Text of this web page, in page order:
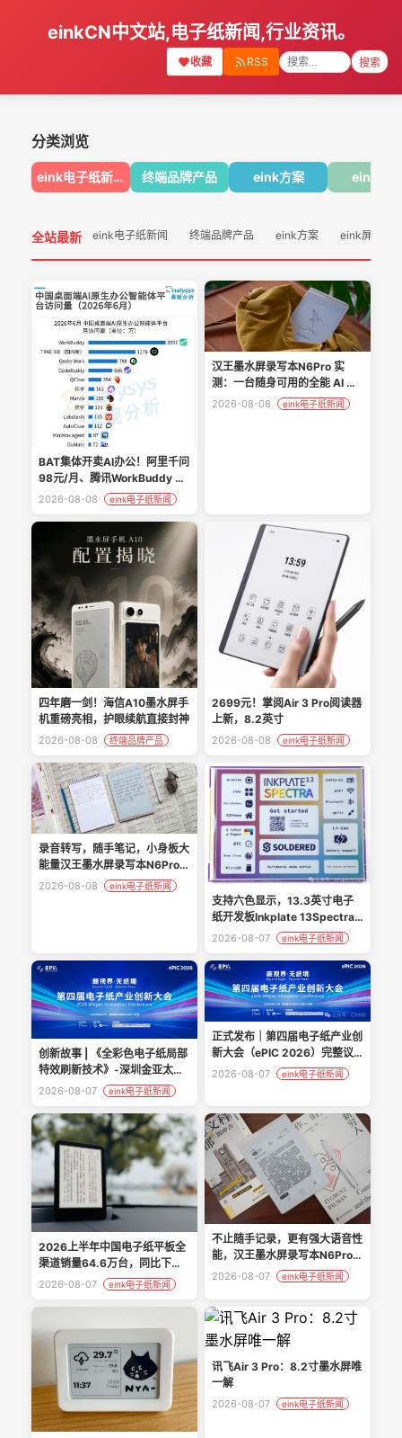
einkCN中文站,电子纸新闻,行业资讯。
收藏 RSS 搜索
分类浏览
eink电子纸新闻 终端品牌产品 eink方案 eink屏幕
全站最新 eink电子纸新闻 终端品牌产品 eink方案 eink屏幕
BAT集体开卖AI办公！阿里千问
98元/月、腾讯WorkBuddy 99
元、字节豆包68元，三国杀正
2026-08-08 eink电子纸新闻
汉王墨水屏录写本N6Pro 实
测：一台随身可用的全能 AI 数
字文具！
2026-08-08 eink电子纸新闻
四年磨一剑！海信A10墨水屏手
机重磅亮相，护眼续航直接封神
2026-08-08 终端品牌产品
2699元！掌阅Air 3 Pro阅读器
上新，8.2英寸
2026-08-08 eink电子纸新闻
录音转写，随手笔记，小身板大
能量汉王墨水屏录写本N6Pro实
测
2026-08-08 eink电子纸新闻
支持六色显示，13.3英寸电子
纸开发板Inkplate 13Spectra
上线众筹
2026-08-07 eink电子纸新闻
创新故事 | 《全彩色电子纸局部
特效刷新技术》-深圳金亚太科
技有限公司
2026-08-07 eink电子纸新闻
正式发布｜第四届电子纸产业创
新大会（ePIC 2026）完整议
程
2026-08-07 eink电子纸新闻
2026上半年中国电子纸平板全
渠道销量64.6万台，同比下降
22.1%
2026-08-07 eink电子纸新闻
不止随手记录，更有强大语音性
能，汉王墨水屏录写本N6Pro实
测分享
2026-08-07 eink电子纸新闻
讯飞Air 3 Pro：8.2寸墨水屏唯
一解
2026-08-07 eink电子纸新闻